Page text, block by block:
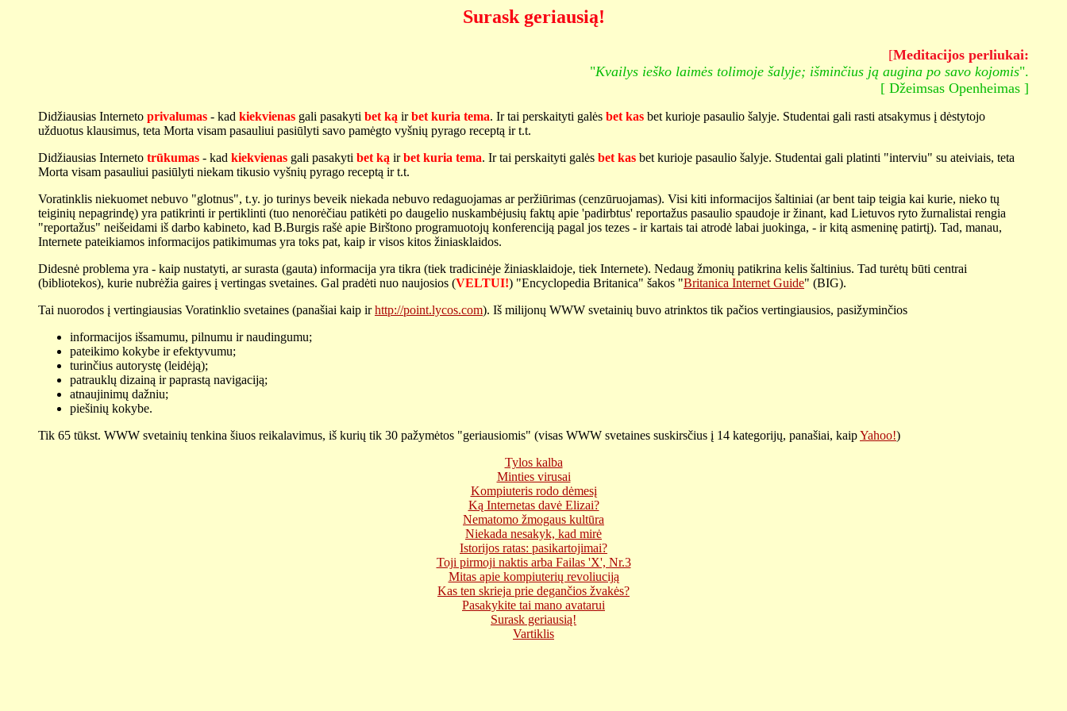
Surask geriausią!
[Meditacijos perliukai:
"Kvailys ieško laimės tolimoje šalyje; išminčius ją augina po savo kojomis".
[ Džeimsas Openheimas ]
Didžiausias Interneto privalumas - kad kiekvienas gali pasakyti bet ką irbet kuria tema. Ir tai perskaityti galės bet kas bet kurioje pasaulio šalyje. Studentai gali rasti atsakymus į dėstytojo
užduotus klausimus, teta Morta visam pasauliui pasiūlyti savo pamėgto vyšnių pyrago receptą ir t.t.
Didžiausias Interneto trūkumas - kad kiekvienas gali pasakyti bet ką irbet kuria tema. Ir tai perskaityti galės bet kas bet kurioje pasaulio šalyje. Studentai gali platinti "interviu" su ateiviais, teta
Morta visam pasauliui pasiūlyti niekam tikusio vyšnių pyrago receptą ir t.t.
Voratinklis niekuomet nebuvo "glotnus", t.y. jo turinys beveik niekada nebuvo redaguojamas ar peržiūrimas (cenzūruojamas). Visi kiti informacijos šaltiniai (ar bent taip teigia kai kurie, nieko tų
teiginių nepagrindę) yra patikrinti ir pertiklinti (tuo nenorėčiau patikėti po daugelio nuskambėjusių faktų apie 'padirbtus' reportažus pasaulio spaudoje ir žinant, kad Lietuvos ryto žurnalistai rengia
"reportažus" neišeidami iš darbo kabineto, kad B.Burgis rašė apie Birštono programuotojų konferenciją pagal jos tezes - ir kartais tai atrodė labai juokinga, - ir kitą asmeninę patirtį). Tad, manau,
Internete pateikiamos informacijos patikimumas yra toks pat, kaip ir visos kitos žiniasklaidos.
Didesnė problema yra - kaip nustatyti, ar surasta (gauta) informacija yra tikra (tiek tradicinėje žiniasklaidoje, tiek Internete). Nedaug žmonių patikrina kelis šaltinius. Tad turėtų būti centrai
(bibliotekos), kurie nubrėžia gaires į vertingas svetaines. Gal pradėti nuo naujosios (VELTUI!) "Encyclopedia Britanica" šakos "Britanica Internet Guide" (BIG).
Tai nuorodos į vertingiausias Voratinklio svetaines (panašiai kaip irhttp://point.lycos.com). Iš milijonų WWW svetainių buvo atrinktos tik pačios vertingiausios, pasižyminčios
informacijos išsamumu, pilnumu ir naudingumu;
pateikimo kokybe ir efektyvumu;
turinčius autorystę (leidėją);
patrauklų dizainą ir paprastą navigaciją;
atnaujinimų dažniu;
piešinių kokybe.
Tik 65 tūkst. WWW svetainių tenkina šiuos reikalavimus, iš kurių tik 30 pažymėtos "geriausiomis" (visas WWW svetaines suskirsčius į 14 kategorijų, panašiai, kaipYahoo!)
Tylos kalba
Minties virusai
Kompiuteris rodo dėmesį
Ką Internetas davė Elizai?
Nematomo žmogaus kultūra
Niekada nesakyk, kad mirė
Istorijos ratas: pasikartojimai?
Toji pirmoji naktis arba Failas 'X', Nr.3
Mitas apie kompiuterių revoliuciją
Kas ten skrieja prie degančios žvakės?
Pasakykite tai mano avatarui
Surask geriausią!
Vartiklis